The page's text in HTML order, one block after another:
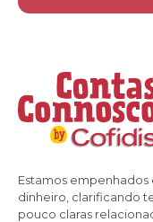
Estamos
dinheiro, clarificando
pouco claras